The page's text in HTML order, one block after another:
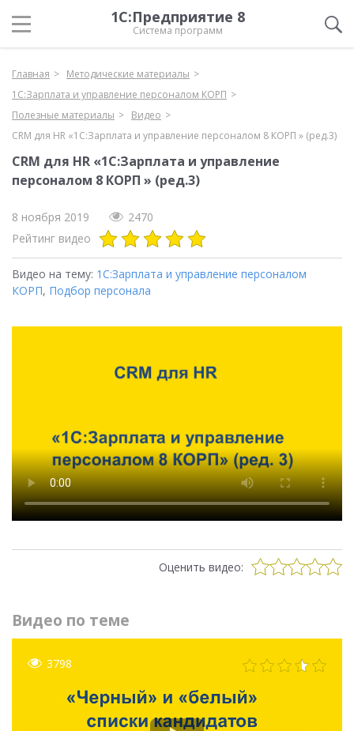
1С:Предприятие 8
Система программ
Главная
Методические материалы
1С:Зарплата и управление персоналом КОРП
Полезные материалы
Видео
CRM для HR «1C:Зарплата и управление персоналом 8 КОРП » (ред.3)
CRM для HR «1C:Зарплата и управление
персоналом 8 КОРП » (ред.3)
8 ноября 2019
2470
Рейтинг видео
Видео на тему: 1С:Зарплата и управление персоналом
КОРП, Подбор персонала
Оценить видео:
Видео по теме
3798